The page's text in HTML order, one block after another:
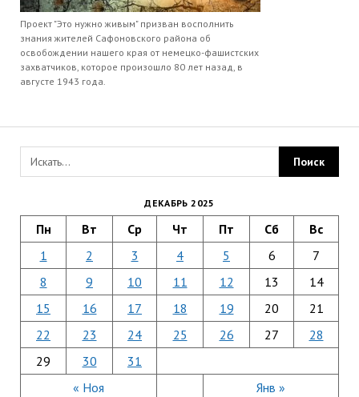
Проект "Это нужно живым" призван восполнить
знания жителей Сафоновского района об
освобождении нашего края от немецко-фашистских
захватчиков, которое произошло 80 лет назад, в
августе 1943 года.
ДЕКАБРЬ 2025
Пн Вт Ср Чт Пт Сб Вс
« Ноя Янв »
1 2 3 4 5 6
7
8
9 10 11 12 13
14
15
16 17 18 19 20
21
22
23 24 25 26 27
28
29
30 31